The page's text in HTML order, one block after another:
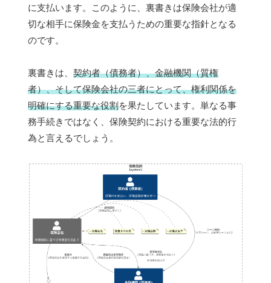
に支払います。このように、裏書きは保険会社が適
切な相手に保険金を支払うための重要な指針となる
のです。
裏書きは、 契約者（債務者）、金融機関（質権
者）、そして保険会社の三者にとって、権利関係を
明確にする重要な役割を果たしています。単なる事
務手続きではなく、保険契約における重要な法的行
為と言えるでしょう。